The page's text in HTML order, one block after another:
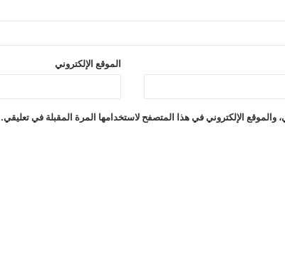
الموقع الإلكتروني
والموقع الإلكتروني في هذا المتصفح لاستخدامها المرة المقبلة في تعليقي.